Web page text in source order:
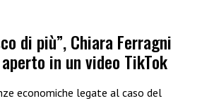
di più”, Chiara Ferragni
in un video TikTok
economiche legate al caso del